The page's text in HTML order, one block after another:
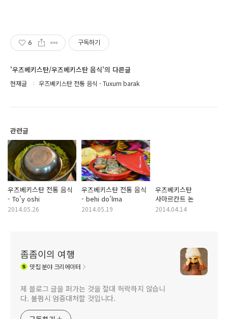
6 구독하기
'우즈베키스탄/우즈베키스탄 음식'의 다른글
현재글 우즈베키스탄 전통 음식 - Tuxum barak
관련글
우즈베키스탄 전통 음식
- To'y oshi
2014.05.26
우즈베키스탄 전통 음식
- behi do'lma
2014.05.19
우즈베키스탄
사마르칸트 논
2014.04.14
좀좀이의 여행
맛집분야 크리에이터
제 블로그 글을 퍼가는 것을 절대 허락하지 않습니
다. 불펌시 엄중대처할 것입니다.